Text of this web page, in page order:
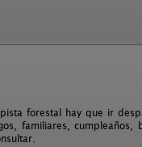
forestal hay que ir
familiares, cumpleaños,